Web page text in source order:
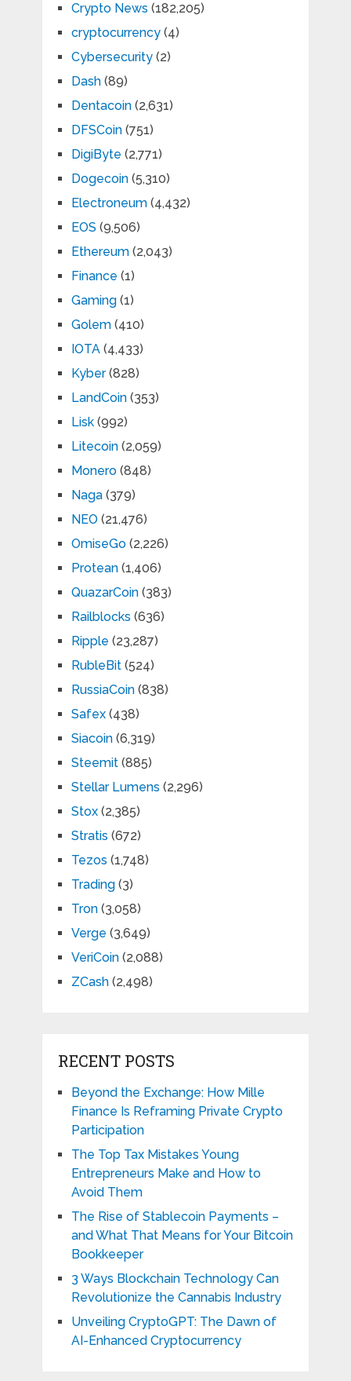
Crypto News (182,205)
cryptocurrency(4)
Cybersecurity(2)
Dash(89)
Dentacoin(2,631)
DFSCoin(751)
DigiByte (2,771)
Dogecoin(5,310)
Electroneum(4,432)
EOS (9,506)
Ethereum(2,043)
Finance (1)
Gaming(1)
Golem(410)
IOTA(4,433)
Kyber(828)
LandCoin(353)
Lisk(992)
Litecoin(2,059)
Monero(848)
Naga(379)
NEO (21,476)
OmiseGo(2,226)
Protean(1,406)
QuazarCoin(383)
Railblocks (636)
Ripple (23,287)
RubleBit(524)
RussiaCoin(838)
Safex(438)
Siacoin(6,319)
Steemit(885)
Stellar Lumens (2,296)
Stox(2,385)
Stratis (672)
Tezos (1,748)
Trading(3)
Tron(3,058)
Verge (3,649)
VeriCoin(2,088)
ZCash(2,498)
RECENT POSTS
Beyond the Exchange: How Mille
Finance Is Reframing Private Crypto
Participation
The Top Tax Mistakes Young
Entrepreneurs Make and How to
Avoid Them
The Rise of Stablecoin Payments –
and What That Means for Your Bitcoin
Bookkeeper
3 Ways Blockchain Technology Can
Revolutionize the Cannabis Industry
Unveiling CryptoGPT: The Dawn of
AI-Enhanced Cryptocurrency